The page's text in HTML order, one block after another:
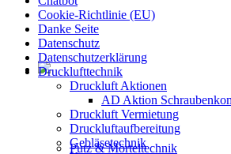
Putz & Mörteltechnik
Cookie-Richtlinie (EU)
Danke Seite
Datenschutz
Datenschutzerklärung
Drucklufttechnik
Druckluft Aktionen
AD Aktion
Druckluft Vermietung
Druckluftaufbereitung
Gebläsetechnik